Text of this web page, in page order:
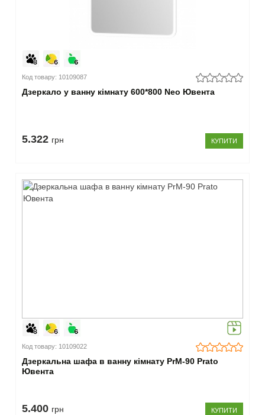
Код товару: 10109087
Дзеркало у ванну кімнату 600*800 Neo Ювента
5.322 грн КУПИТИ
Код товару: 10109022
Дзеркальна шафа в ванну кімнату PrМ-90 Prato
Ювента
5.400 грн КУПИТИ